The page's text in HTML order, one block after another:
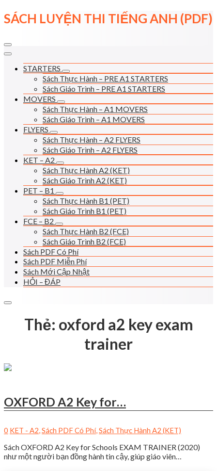
Skip
to
SÁCH LUYỆN THI TIẾNG ANH (PDF)
STARTERS
Sách Thực Hành – PRE A1 STARTERS
Sách Giáo Trình – PRE A1 STARTERS
MOVERS
Sách Thực Hành – A1 MOVERS
Sách Giáo Trình – A1 MOVERS
FLYERS
Sách Thực Hành – A2 FLYERS
Sách Giáo Trình – A2 FLYERS
KET – A2
Sách Thực Hành A2 (KET)
Sách Giáo Trình A2 (KET)
PET – B1
Sách Thực Hành B1 (PET)
Sách Giáo Trình B1 (PET)
FCE – B2
Sách Thực Hành B2 (FCE)
Sách Giáo Trình B2 (FCE)
Sách PDF Có Phí
Sách PDF Miễn Phí
Sách Mới Cập Nhật
HỎI – ĐÁP
Thẻ: oxford a2 key exam
trainer
OXFORD A2 Key for…
0 KET - A2,Sách PDF Có Phí,Sách Thực Hành A2 (KET)
Sách OXFORD A2 Key for Schools EXAM TRAINER (2020)
như một người bạn đồng hành tin cậy, giúp giáo viên…